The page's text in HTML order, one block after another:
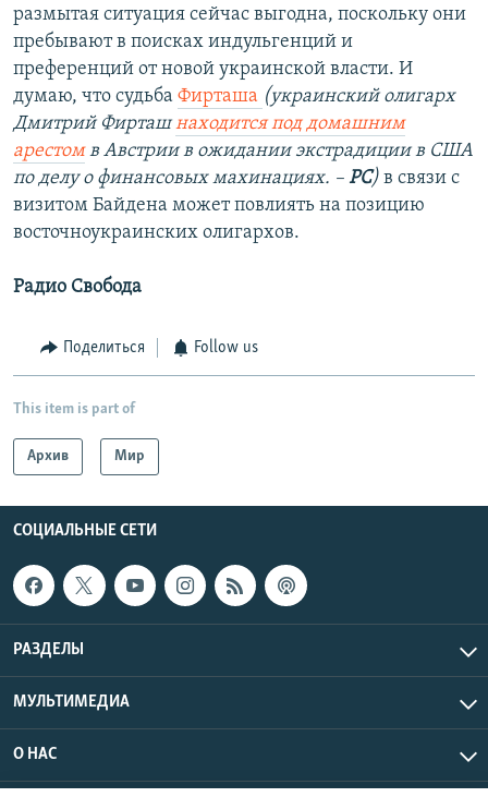
размытая ситуация сейчас выгодна, поскольку они
пребывают в поисках индульгенций и
преференций от новой украинской власти. И
думаю, что судьба Фирташа (украинский олигарх
Дмитрий Фирташнаходится под домашним
арестомв Австрии в ожидании экстрадиции в США
по делу о финансовых махинациях. – РС) в связи с
визитом Байдена может повлиять на позицию
восточноукраинских олигархов.
Радио Свобода
Поделиться Follow us
This item is part of
Архив Мир
СОЦИАЛЬНЫЕ СЕТИ
РАЗДЕЛЫ
МУЛЬТИМЕДИА
О НАС